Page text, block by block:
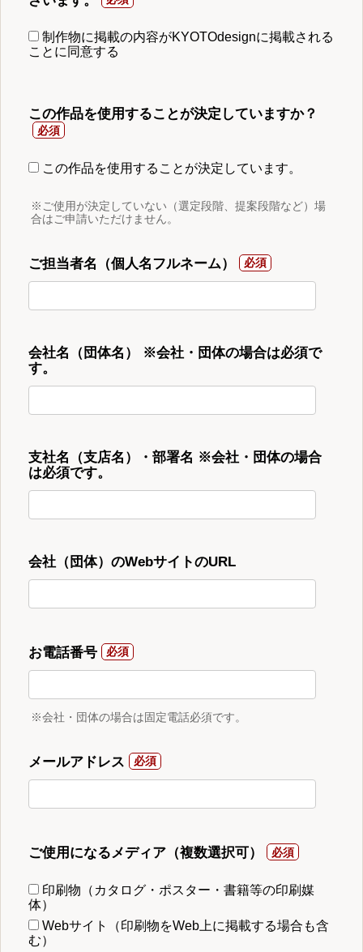
制作物に掲載の内容がKYOTOdesignに掲載される
ことに同意する
この作品を使用することが決定していますか？
この作品を使用することが決定しています。
※ご使用が決定していない（選定段階、提案段階など）場
合はご申請いただけません。
ご担当者名（個人名フルネーム）
会社名（団体名） ※会社・団体の場合は必須で
す。
支社名（支店名）・部署名 ※会社・団体の場合
は必須です。
会社（団体）のWebサイトのURL
お電話番号
※会社・団体の場合は固定電話必須です。
メールアドレス
ご使用になるメディア（複数選択可）
印刷物（カタログ・ポスター・書籍等の印刷媒
体）
Webサイト（印刷物をWeb上に掲載する場合も含
む）